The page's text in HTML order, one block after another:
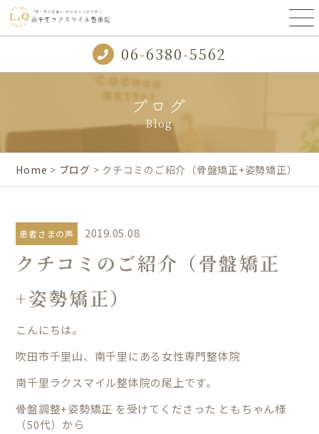
06-6380-5562
ブログ
Blog
Home > ブログ > クチコミのご紹介（骨盤矯正+姿勢矯正）
患者さまの声 2019.05.08
クチコミのご紹介（骨盤矯正
+姿勢矯正）
こんにちは。
吹田市千里山、南千里にある女性専門整体院
南千里ラクスマイル整体院の尾上です。
骨盤調整+姿勢矯正 を受けてくださった ともちゃん様
（50代）から